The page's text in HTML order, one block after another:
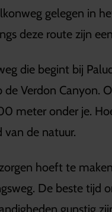
gelegen in
deze route zijn
die begint bij
Verdon Canyon.
meter onder je.
van de natuur.
hoeft te
De beste tijd
gunstig